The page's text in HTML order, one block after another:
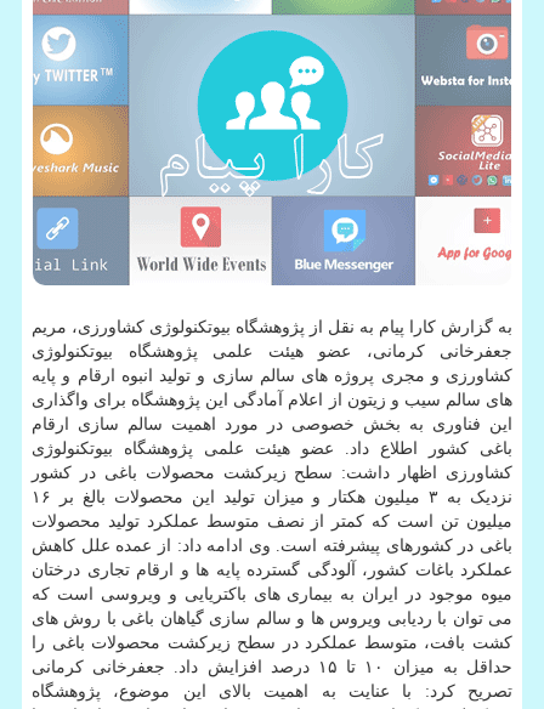
به گزارش کارا پیام به نقل از پژوهشگاه بیوتکنولوژی کشاورزی، مریم
جعفرخانی کرمانی، عضو هیئت علمی پژوهشگاه بیوتکنولوژی
کشاورزی و مجری پروژه های سالم سازی و تولید انبوه ارقام و پایه
های سالم سیب و زیتون از اعلام آمادگی این پژوهشگاه برای واگذاری
این فناوری به بخش خصوصی در مورد اهمیت سالم سازی ارقام
باغی کشور اطلاع داد. عضو هیئت علمی پژوهشگاه بیوتکنولوژی
کشاورزی اظهار داشت: سطح زیرکشت محصولات باغی در کشور
نزدیک به ۳ میلیون هکتار و میزان تولید این محصولات بالغ بر ۱۶
میلیون تن است که کمتر از نصف متوسط عملکرد تولید محصولات
باغی در کشورهای پیشرفته است. وی ادامه داد: از عمده علل کاهش
عملکرد باغات کشور، آلودگی گسترده پایه ها و ارقام تجاری درختان
میوه موجود در ایران به بیماری های باکتریایی و ویروسی است که
می توان با ردیابی ویروس ها و سالم سازی گیاهان باغی با روش های
کشت بافت، متوسط عملکرد در سطح زیرکشت محصولات باغی را
حداقل به میزان ۱۰ تا ۱۵ درصد افزایش داد. جعفرخانی کرمانی
تصریح کرد: با عنایت به اهمیت بالای این موضوع، پژوهشگاه